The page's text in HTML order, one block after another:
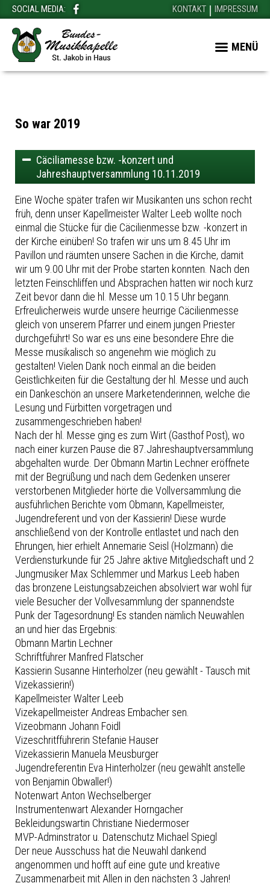
SOCIAL MEDIA: KONTAKT IMPRESSUM
MENÜ
So war 2019
Cäciliamesse bzw. -konzert und
Jahreshauptversammlung 10.11.2019
Eine Woche später trafen wir Musikanten uns schon recht
früh, denn unser Kapellmeister Walter Leeb wollte noch
einmal die Stücke für die Cäcilienmesse bzw. -konzert in
der Kirche einüben! So trafen wir uns um 8.45 Uhr im
Pavillon und räumten unsere Sachen in die Kirche, damit
wir um 9.00 Uhr mit der Probe starten konnten. Nach den
letzten Feinschliffen und Absprachen hatten wir noch kurz
Zeit bevor dann die hl. Messe um 10.15 Uhr begann.
Erfreulicherweis wurde unsere heurrige Cäcilienmesse
gleich von unserem Pfarrer und einem jungen Priester
durchgeführt! So war es uns eine besondere Ehre die
Messe musikalisch so angenehm wie möglich zu
gestalten! Vielen Dank noch einmal an die beiden
Geistlichkeiten für die Gestaltung der hl. Messe und auch
ein Dankeschön an unsere Marketenderinnen, welche die
Lesung und Fürbitten vorgetragen und
zusammengeschrieben haben!
Nach der hl. Messe ging es zum Wirt (Gasthof Post), wo
nach einer kurzen Pause die 87.Jahreshauptversammlung
abgehalten wurde. Der Obmann Martin Lechner eröffnete
mit der Begrüßung und nach dem Gedenken unserer
verstorbenen Mitglieder hörte die Vollversammlung die
ausführlichen Berichte vom Obmann, Kapellmeister,
Jugendreferent und von der Kassierin! Diese wurde
anschließend von der Kontrolle entlastet und nach den
Ehrungen, hier erhielt Annemarie Seisl (Holzmann) die
Verdiensturkunde für 25 Jahre aktive Mitgliedschaft und 2
Jungmusiker Max Schlemmer und Markus Leeb haben
das bronzene Leistungsabzeichen absolviert war wohl für
viele Besucher der Vollvesammlung der spannendste
Punk der Tagesordnung! Es standen nämlich Neuwahlen
an und hier das Ergebnis:
Obmann Martin Lechner
Schriftführer Manfred Flatscher
Kassierin Susanne Hinterholzer (neu gewählt - Tausch mit
Vizekassierin!)
Kapellmeister Walter Leeb
Vizekapellmeister Andreas Embacher sen.
Vizeobmann Johann Foidl
Vizeschritfführerin Stefanie Hauser
Vizekassierin Manuela Meusburger
Jugendreferentin Eva Hinterholzer (neu gewählt anstelle
von Benjamin Obwaller!)
Notenwart Anton Wechselberger
Instrumentenwart Alexander Horngacher
Bekleidungswartin Christiane Niedermoser
MVP-Adminstrator u. Datenschutz Michael Spiegl
Der neue Ausschuss hat die Neuwahl dankend
angenommen und hofft auf eine gute und kreative
Zusammenarbeit mit Allen in den nächsten 3 Jahren!